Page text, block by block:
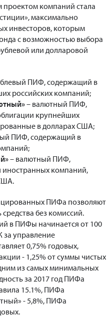
компаний стала
максимально
инвесторов, которым
с возможностью выбора
или долларовой
ПИФ, содержащий в
российских компаний;
– валютный ПИФ,
крупнейших
в долларах США;
ПИФ, содержащий в
– валютный ПИФ,
компаний,
ПИФа позволяют
без комиссий.
в ПИФы начинается от 100
за управление
0,75% годовых,
- 1,25% от суммы чистых
из самых минимальных
за 2017 год ПИФа
15.1%, ПИФа
- 5,8%, ПИФа